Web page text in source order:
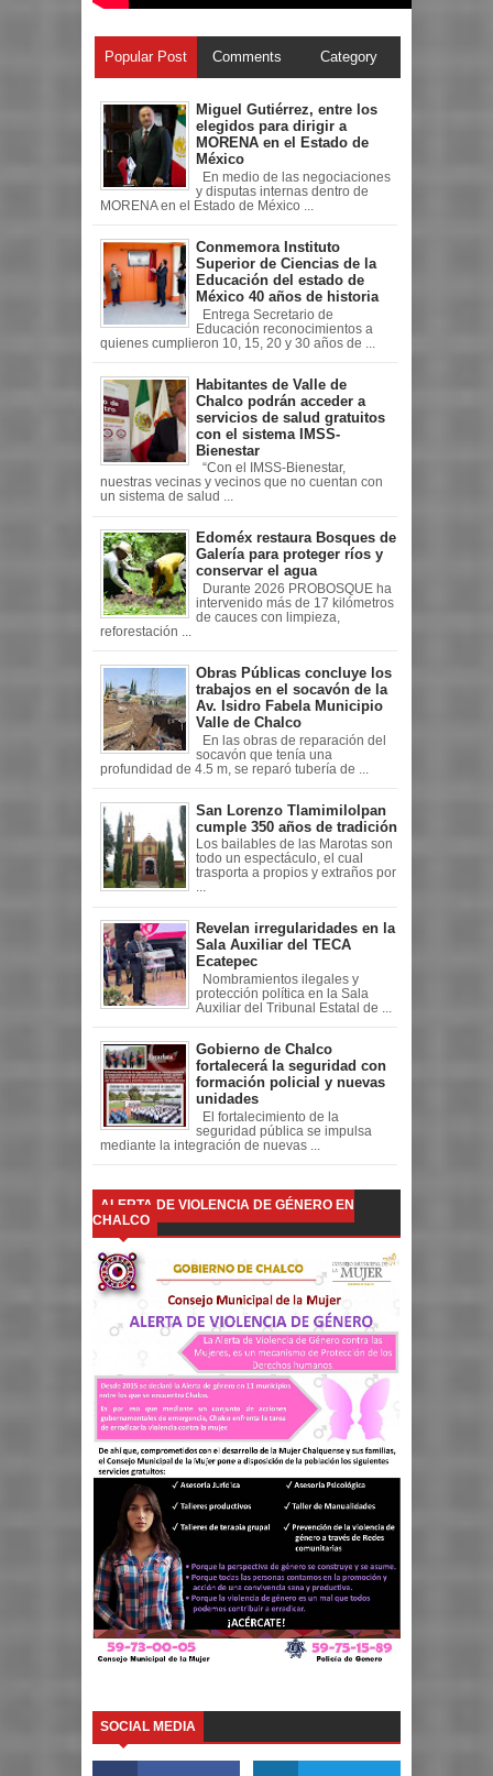
Popular Post Comments Category
Miguel Gutiérrez, entre los
elegidos para dirigir a
MORENA en el Estado de
México
En medio de las negociaciones
y disputas internas dentro de
MORENA en el Estado de México ...
Conmemora Instituto
Superior de Ciencias de la
Educación del estado de
México 40 años de historia
Entrega Secretario de
Educación reconocimientos a
quienes cumplieron 10, 15, 20 y 30 años de ...
Habitantes de Valle de
Chalco podrán acceder a
servicios de salud gratuitos
con el sistema IMSS-
Bienestar
“Con el IMSS-Bienestar,
nuestras vecinas y vecinos que no cuentan con
un sistema de salud ...
Edoméx restaura Bosques de
Galería para proteger ríos y
conservar el agua
Durante 2026 PROBOSQUE ha
intervenido más de 17 kilómetros
de cauces con limpieza,
reforestación ...
Obras Públicas concluye los
trabajos en el socavón de la
Av. Isidro Fabela Municipio
Valle de Chalco
En las obras de reparación del
socavón que tenía una
profundidad de 4.5 m, se reparó tubería de ...
San Lorenzo Tlamimilolpan
cumple 350 años de tradición
Los bailables de las Marotas son
todo un espectáculo, el cual
trasporta a propios y extraños por
Revelan irregularidades en la
Sala Auxiliar del TECA
Ecatepec
Nombramientos ilegales y
protección política en la Sala
Auxiliar del Tribunal Estatal de ...
Gobierno de Chalco
fortalecerá la seguridad con
formación policial y nuevas
unidades
El fortalecimiento de la
seguridad pública se impulsa
mediante la integración de nuevas ...
ALERTA DE VIOLENCIA DE GÉNERO EN
CHALCO
SOCIAL MEDIA